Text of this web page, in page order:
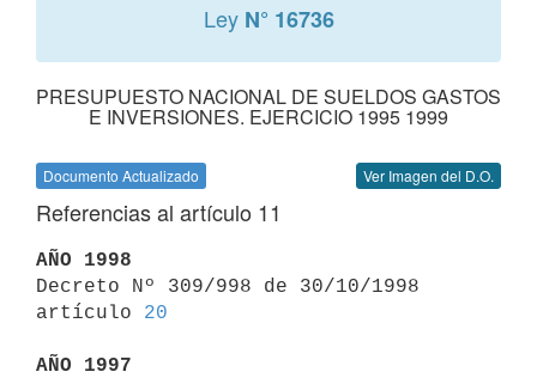
Ley N° 16736
PRESUPUESTO NACIONAL DE SUELDOS GASTOS
E INVERSIONES. EJERCICIO 1995 1999
Documento Actualizado Ver Imagen del D.O.
Referencias al artículo 11
AÑO 1998
Decreto Nº 309/998 de 30/10/1998
artículo 20
AÑO 1997